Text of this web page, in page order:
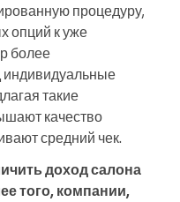
процедуру,
опций к уже
более
индивидуальные
такие
качество
средний чек.
доход салона
того, компании,